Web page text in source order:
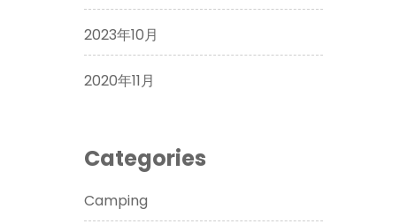
2023年10月
2020年11月
Categories
Camping